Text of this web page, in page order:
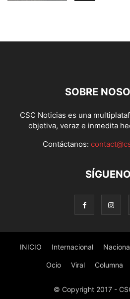
SOBRE
CSC Noticias es una
objetiva, veraz e inmedita
Contáctanos:
INICIO Internacional
Ocio Viral Columna
© Copyright 2017 -